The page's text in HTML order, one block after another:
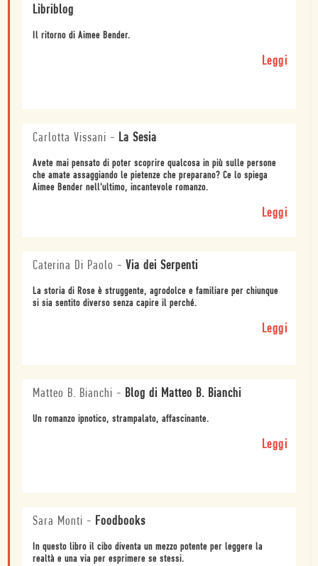
Libriblog
Il ritorno di Aimee Bender.
Leggi
Carlotta Vissani - La Sesia
Avete mai pensato di poter scoprire qualcosa in più sulle persone
che amate assaggiando le pietenze che preparano? Ce lo spiega
Aimee Bender nell'ultimo, incantevole romanzo.
Leggi
Caterina Di Paolo - Via dei Serpenti
La storia di Rose è struggente, agrodolce e familiare per chiunque
si sia sentito diverso senza capire il perché.
Leggi
Matteo B. Bianchi - Blog di Matteo B. Bianchi
Un romanzo ipnotico, strampalato, affascinante.
Leggi
Sara Monti - Foodbooks
In questo libro il cibo diventa un mezzo potente per leggere la
realtà e una via per esprimere se stessi.